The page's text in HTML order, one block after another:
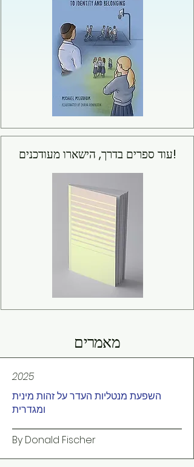
עוד ספרים בדרך, הישארו מעודכנים!
מאמרים
2025
השפעת מנטליות העדר על זהות מינית
ומגדרית
By Donald Fischer